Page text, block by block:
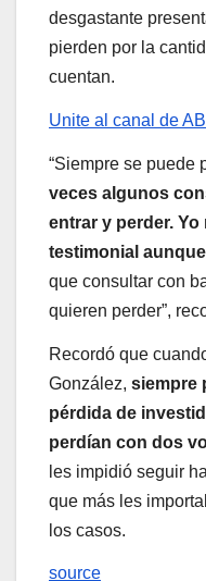
desgastante
pierden por la
cuentan.
Unite al canal de
“Siempre se puede
veces algunos
entrar y perder.
testimonial
que consultar con
quieren perder”,
Recordó que
González, siempre
pérdida de
perdían con dos
les impidió seguir
que más les
los casos.
source